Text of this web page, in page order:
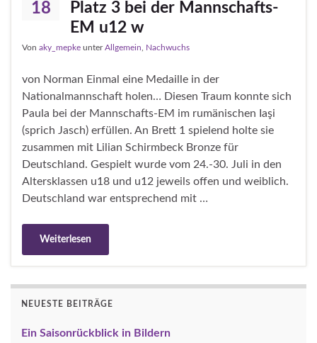
18
Platz 3 bei der Mannschafts-
EM u12 w
Von aky_mepke unterAllgemein Nachwuchs
von Norman Einmal eine Medaille in der
Nationalmannschaft holen… Diesen Traum konnte sich
Paula bei der Mannschafts-EM im rumänischen Iaşi
(sprich Jasch) erfüllen. An Brett 1 spielend holte sie
zusammen mit Lilian Schirmbeck Bronze für
Deutschland. Gespielt wurde vom 24.-30. Juli in den
Altersklassen u18 und u12 jeweils offen und weiblich.
Deutschland war entsprechend mit …
Weiterlesen
NEUESTE BEITRÄGE
Ein Saisonrückblick in Bildern